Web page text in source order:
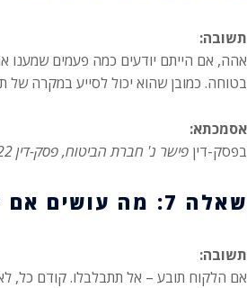
תשובה:
אהה, אם הייתם יודעים כמה פעמים שמענו
בטוחה. כמובן שהוא יכול לסייע במקרה
אסמכתא:
בפסק-דין פישר נ' חברת הביטוח, פסק-דין 677/22
שאלה 7: מה עושים אם יש תביעה משפטית בעקבות פציעה בעסק?
תשובה:
אם הלקוח תובע – אל תתבלבלו. קודם כל,